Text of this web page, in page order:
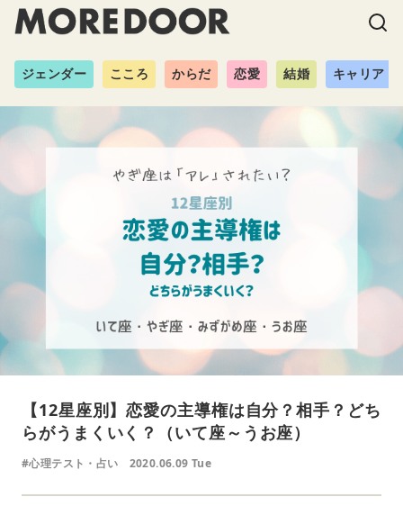
ジェンダー こころ からだ 恋愛 結婚 キャリア
【12星座別】恋愛の主導権は自分？相手？どち
らがうまくいく？（いて座～うお座）
#心理テスト・占い 2020.06.09 Tue